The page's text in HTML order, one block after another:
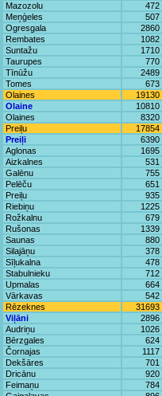
Mazozolu
472
Meņģeles
507
Ogresgala
2860
Rembates
1082
Suntažu
1710
Taurupes
770
Tīnūžu
2489
Tomes
673
Olaines
19130
Olaine
10810
Olaines
8320
Preiļu
17854
Preiļi
6390
Aglonas
1695
Aizkalnes
531
Galēnu
755
Pelēču
651
Preiļu
935
Riebiņu
1225
Rožkalnu
679
Rušonas
1339
Saunas
880
Silajāņu
378
Sīļukalna
478
Stabulnieku
712
Upmalas
664
Vārkavas
542
Rēzeknes
31693
Viļāni
2896
Audriņu
1026
Bērzgales
624
Čornajas
1117
Dekšāres
701
Dricānu
920
Feimaņu
784